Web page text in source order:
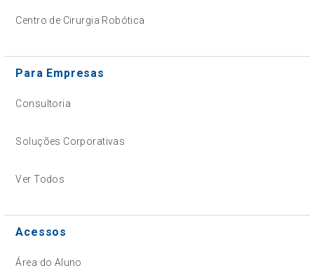
Centro de Cirurgia Robótica
Para Empresas
Consultoria
Soluções Corporativas
Ver Todos
Acessos
Área do Aluno